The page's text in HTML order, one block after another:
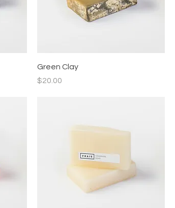
Green Clay
價格
$20.00